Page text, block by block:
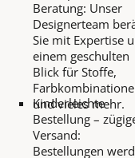
Beratung: Unser
Designerteam
Sie mit Expertise
einem geschulten
Blick für Stoffe,
und vieles mehr.
Kinderleichte
Bestellung –
Versand:
Bestellungen